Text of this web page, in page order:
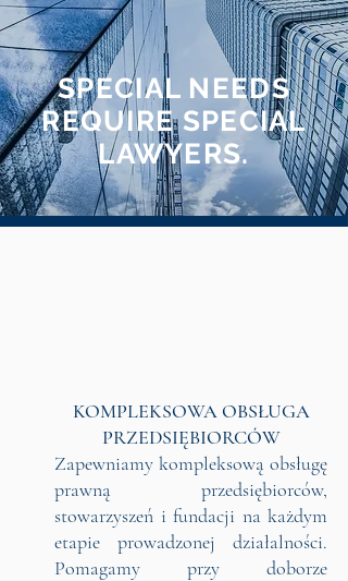
SPECIAL NEEDS
REQUIRE SPECIAL
LAWYERS.
KOMPLEKSOWA OBSŁUGA
PRZEDSIĘBIORCÓW
Zapewniamy kompleksową obsługę
prawną przedsiębiorców,
stowarzyszeń i fundacji na każdym
etapie prowadzonej działalności.
Pomagamy przy doborze